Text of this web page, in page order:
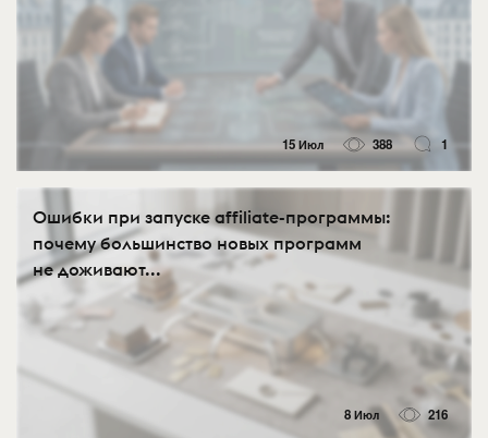
15 Июл 388 1
Ошибки при запуске affiliate-программы:
почему большинство новых программ
не доживают...
8 Июл 216